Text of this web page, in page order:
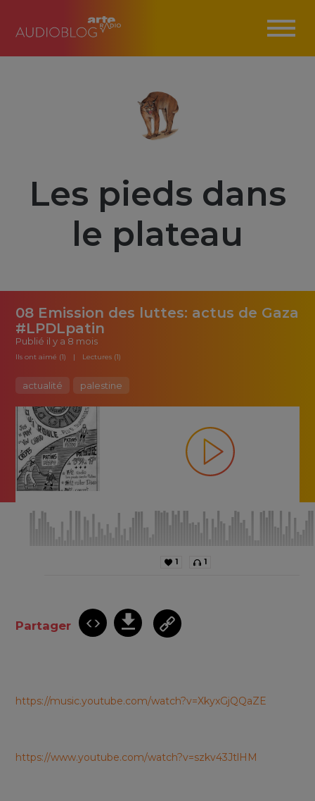
Les pieds dans
le plateau
08 Emission des luttes: actus de Gaza
#LPDLpatin
Publié il y a 8 mois
Ils ont aimé (1) Lectures (1)
actualité palestine
1 1
Partager
https://music.youtube.com/watch?v=XkyxGjQQaZE
https://www.youtube.com/watch?v=szkv43JtlHM